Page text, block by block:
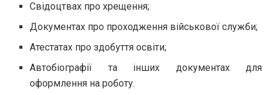
Свідоцтвах про хрещення;
Документах про проходження військової служби;
Атестатах про здобуття освіти;
Автобіографії та інших документах для
оформлення на роботу.